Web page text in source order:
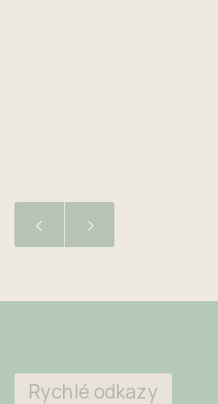
Rychlé odkazy